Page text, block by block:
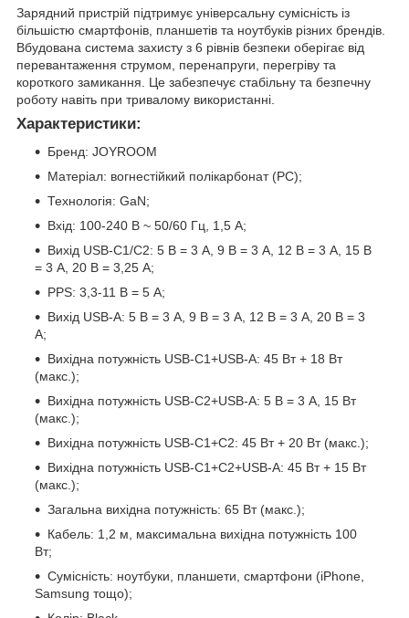
Зарядний пристрій підтримує універсальну сумісність із
більшістю смартфонів, планшетів та ноутбуків різних брендів.
Вбудована система захисту з 6 рівнів безпеки оберігає від
перевантаження струмом, перенапруги, перегріву та
короткого замикання. Це забезпечує стабільну та безпечну
роботу навіть при тривалому використанні.
Характеристики:
Бренд: JOYROOM
Матеріал: вогнестійкий полікарбонат (PC);
Технологія: GaN;
Вхід: 100-240 В ~ 50/60 Гц, 1,5 А;
Вихід USB-C1/C2: 5 В = 3 А, 9 В = 3 А, 12 В = 3 А, 15 В
= 3 А, 20 В = 3,25 А;
PPS: 3,3-11 В = 5 А;
Вихід USB-A: 5 В = 3 А, 9 В = 3 А, 12 В = 3 А, 20 В = 3
А;
Вихідна потужність USB-C1+USB-A: 45 Вт + 18 Вт
(макс.);
Вихідна потужність USB-C2+USB-A: 5 В = 3 А, 15 Вт
(макс.);
Вихідна потужність USB-C1+C2: 45 Вт + 20 Вт (макс.);
Вихідна потужність USB-C1+C2+USB-A: 45 Вт + 15 Вт
(макс.);
Загальна вихідна потужність: 65 Вт (макс.);
Кабель: 1,2 м, максимальна вихідна потужність 100
Вт;
Сумісність: ноутбуки, планшети, смартфони (iPhone,
Samsung тощо);